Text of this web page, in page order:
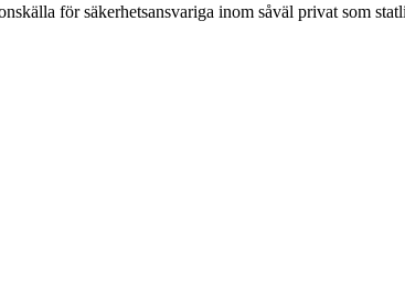
för säkerhets­ansvariga inom såväl privat som